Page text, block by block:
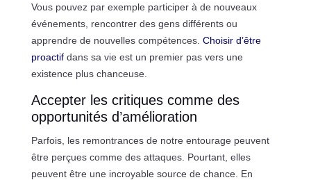
Vous pouvez par exemple participer à de nouveaux
événements, rencontrer des gens différents ou
apprendre de nouvelles compétences. Choisir d’être
proactifdans sa vie est un premier pas vers une
existence plus chanceuse.
Accepter les critiques comme des
opportunités d’amélioration
Parfois, les remontrances de notre entourage peuvent
être perçues comme des attaques. Pourtant, elles
peuvent être une incroyable source de chance. En